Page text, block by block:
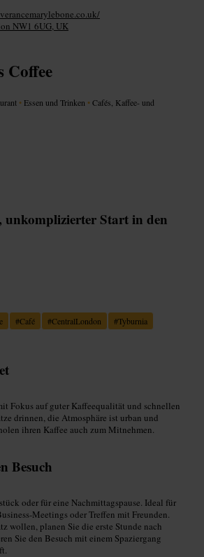
NW1 6UG, UK
Coffee
• Essen und Trinken •Cafés, Kaffee- und
unkomplizierter Start in den
#Café #CentralLondon #Tyburnia
Fokus auf guter Kaffeequalität und schnellen
drinnen, die Atmosphäre ist urban und
ihren Kaffee auch zum Mitnehmen.
Besuch
oder für eine Nachmittagspause. Ideal für
Meetings oder Treffen mit Freunden.
wollen, planen Sie die erste Stunde nach
Sie den Besuch mit einem Spaziergang